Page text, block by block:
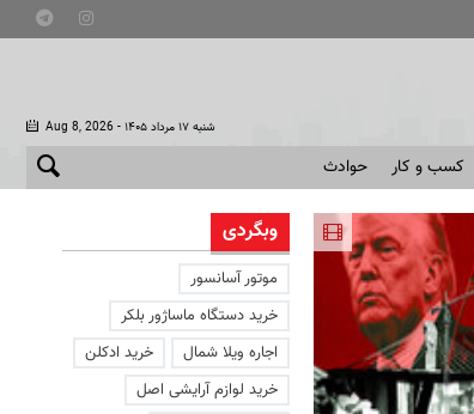
Aug 8, 2026 - شنبه ۱۷ مرداد ۱۴۰۵
کسب و کار حوادث
وبگردی
موتور آسانسور
خرید دستگاه ماساژور بلکر
اجاره ویلا شمال
خرید ادکلن
خرید لوازم آرایشی اصل